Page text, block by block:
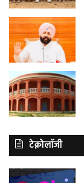
टेक्नोलॉजी